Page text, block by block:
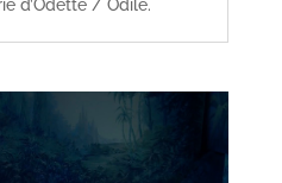
d’Odette / Odile.